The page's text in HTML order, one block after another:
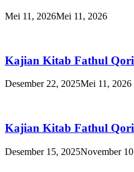
Mei 11, 2026Mei 11, 2026
Kajian Kitab Fathul
Desember 22, 2025Mei 11, 2026
Kajian Kitab Fathul
Desember 15, 2025November